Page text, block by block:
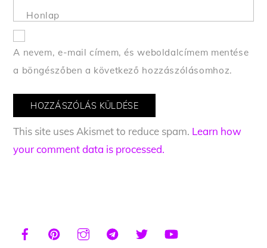
Honlap
A nevem, e-mail címem, és weboldalcímem mentése
a böngészőben a következő hozzászólásomhoz.
This site uses Akismet to reduce spam. Learn how
your comment data is processed.